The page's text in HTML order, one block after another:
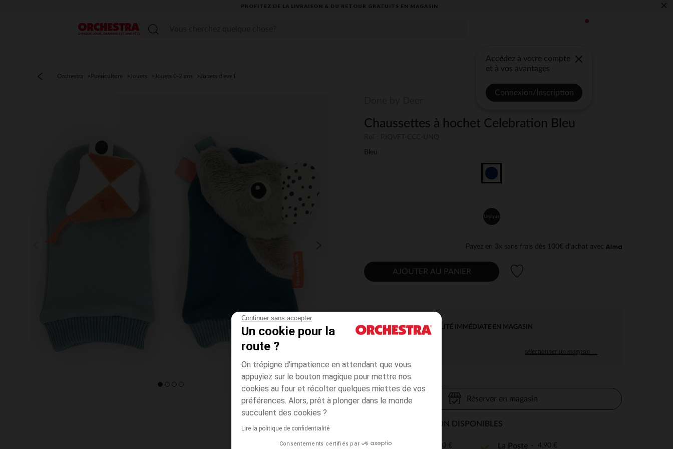
Continuer sans accepter
Un cookie pour la
route ?
On trépigne d'impatience en attendant que vous
appuyiez sur le bouton magique pour mettre nos
cookies au four et récolter quelques miettes de vos
préférences. Alors, prêt à plonger dans le monde
succulent des cookies ?
Lire la politique de confidentialité
Consentements certifiés par
PROFITEZ DE LA LIVRAISON & DU RETOUR GRATUITS EN MAGASIN​ ×
Menu
Accédez à votre compte
et à vos avantages
Connexion/Inscription
Orchestra Puériculture Jouets Jouets 0-2 ans Jouets d'eveil
Chaussettes à hochet Celebration Bleu
Bleu
Unique
Payez en 3x sans frais dès 100€ d'achat avec
AJOUTER AU PANIER
DISPONIBILITÉ IMMÉDIATE EN MAGASIN
sélectionner un magasin →
Réserver en magasin
MODES DE LIVRAISON DISPONIBLES
Point Relais 4,90 € La Poste 4,90 €